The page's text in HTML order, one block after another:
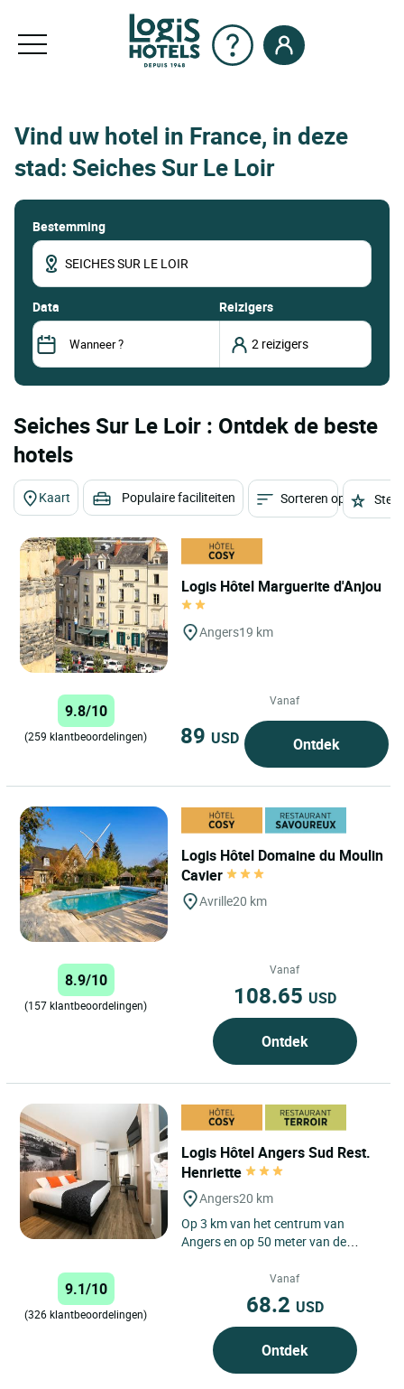
Vind uw hotel in France, in deze
stad: Seiches Sur Le Loir
Bestemming
data Reizigers
Seiches Sur Le Loir : Ontdek de beste
hotels
Kaart Populaire faciliteiten Sorteren op
Logis Hôtel Marguerite d'Anjou
Angers19 km
9.8/10
(259 klantbeoordelingen)
Vanaf
89 USD Ontdek
Logis Hôtel Domaine du Moulin
Cavier
Avrille20 km
8.9/10
(157 klantbeoordelingen)
Vanaf
108.65 USD
Ontdek
Logis Hôtel Angers Sud Rest.
Henriette
Angers20 km
Op 3 km van het centrum van
Angers en op 50 meter van de
het Logis Hôtel-Restaurant Le...
9.1/10
(326 klantbeoordelingen)
Vanaf
68.2 USD
Ontdek